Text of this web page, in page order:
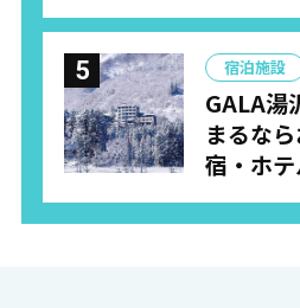
宿泊施設
GALA湯
まるな
宿・ホ